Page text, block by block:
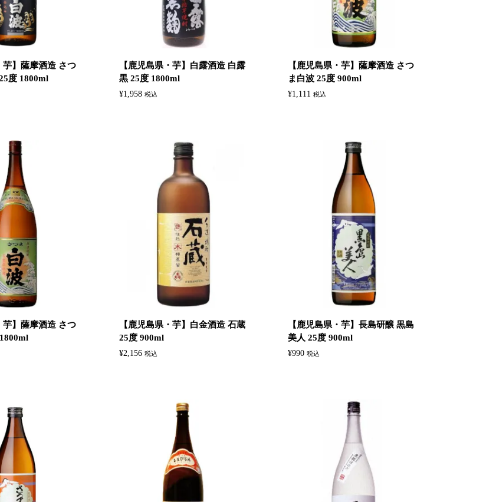
芋】‎薩摩酒造 さつ
度 1800ml
【鹿児島県・芋】白露酒造 ‎白露
黒 25度 1800ml
¥1,958 税込
【鹿児島県・芋】‎薩摩酒造 さつ
ま白波 25度 900ml
¥1,111 税込
芋】‎薩摩酒造 さつ
【鹿児島県・芋】白金酒造 石蔵
25度 900ml
¥2,156 税込
【鹿児島県・芋】長島研醸 黒島
美人 25度 900ml
¥990 税込